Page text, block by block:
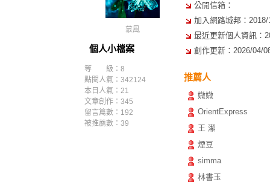
慕風
個人小檔案
等 級：8
點閱人氣：342124
本日人氣：21
文章創作：345
留言篇數：192
被推薦數： 39
公開信箱：
加入網路城邦：
最近更新個人資訊：
創作更新：2026/04/
推薦人
媺媺
OrientExpress
王 潔
煙豆
simma
林書玉